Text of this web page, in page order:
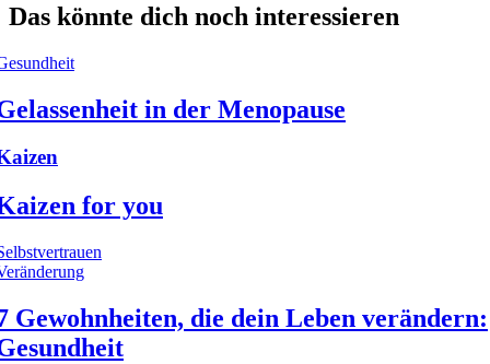
Das könnte dich noch interessieren
in der Menopause
for you
Gewohnheiten, die dein Leben verändern: